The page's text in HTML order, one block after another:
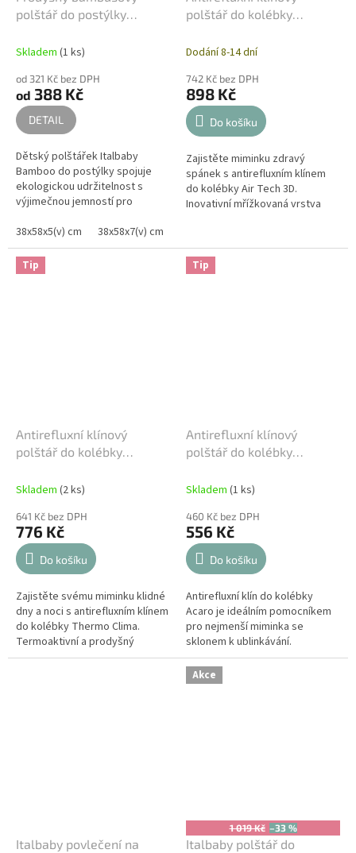
polštář do postýlky
Skladem (1 ks)
od 321 Kč bez DPH
od 388 Kč
DETAIL
Dětský polštářek Italbaby
Bamboo do postýlky spojuje
ekologickou udržitelnost s
výjimečnou jemností pro
antialergenních vláken v
kombinaci s...
38x58x5(v) cm 38x58x7(v) cm
polštář do kolébky
Dodání 8-14 dní
742 Kč bez DPH
898 Kč
Do košíku
Zajistěte miminku zdravý
spánek s antirefluxním klínem
do kolébky Air Tech 3D.
Inovativní mřížkovaná vrstva
eliminuje...
Tip
Antirefluxní klínový
polštář do kolébky
Skladem (2 ks)
641 Kč bez DPH
776 Kč
Do košíku
Zajistěte svému miminku klidné
dny a noci s antirefluxním klínem
do kolébky Thermo Clima.
Termoaktivní a prodyšný
materiál spolu s ergonomickým
Tip
Antirefluxní klínový
polštář do kolébky
Skladem (1 ks)
460 Kč bez DPH
556 Kč
Do košíku
Antirefluxní klín do kolébky
Acaro je ideálním pomocníkem
pro nejmenší miminka se
sklonem k ublinkávání.
Ergonomický tvar poskytuje
správnou oporu hlavičce a
trupu, čímž...
Italbaby povlečení na
Akce
1 019 Kč –33 %
Italbaby polštář do